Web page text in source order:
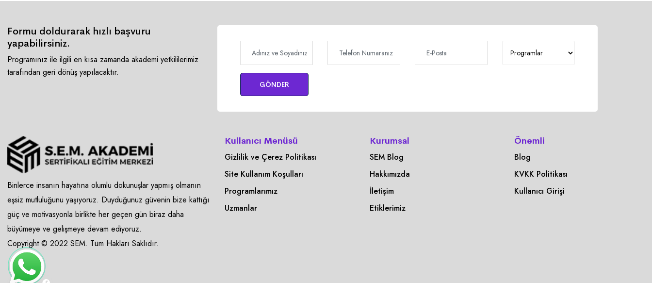
Formu doldurarak hızlı başvuru
yapabilirsiniz.
Programınız ile ilgili en kısa zamanda akademi yetkililerimiz
tarafından geri dönüş yapılacaktır.
GÖNDER
Binlerce insanın hayatına olumlu dokunuşlar yapmış olmanın
eşsiz mutluluğunu yaşıyoruz. Duyduğunuz güvenin bize kattığı
güç ve motivasyonla birlikte her geçen gün biraz daha
büyümeye ve gelişmeye devam ediyoruz.
Copyright © 2022 SEM. Tüm Hakları Saklıdır.
Kullanıcı Menüsü
Gizlilik ve Çerez Politikası
Site Kullanım Koşulları
Programlarımız
Uzmanlar
Kurumsal
SEM Blog
Hakkımızda
İletişim
Etiklerimiz
Önemli
Blog
KVKK Politikası
Kullanıcı Girişi
WhatsApp
SEM
×